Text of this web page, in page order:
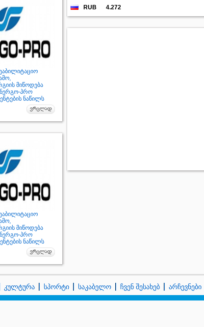
მიწოდება
პრო
ნაწილს
მიწოდება
პრო
ნაწილს
RUB 4.272
კულტურა სპორტი საკაბელო ჩვენ შესახებ არჩევნები